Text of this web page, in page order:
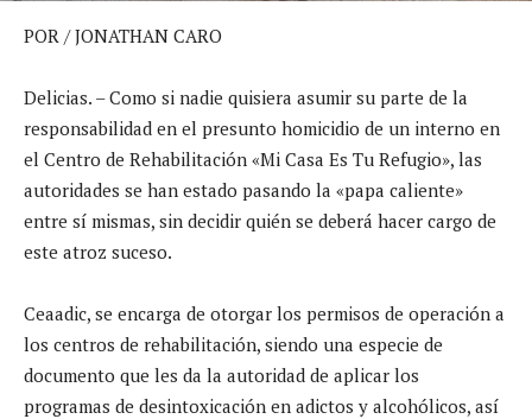
POR / JONATHAN CARO
Delicias. – Como si nadie quisiera asumir su parte de la
responsabilidad en el presunto homicidio de un interno en
el Centro de Rehabilitación «Mi Casa Es Tu Refugio», las
autoridades se han estado pasando la «papa caliente»
entre sí mismas, sin decidir quién se deberá hacer cargo de
este atroz suceso.
Ceaadic, se encarga de otorgar los permisos de operación a
los centros de rehabilitación, siendo una especie de
documento que les da la autoridad de aplicar los
programas de desintoxicación en adictos y alcohólicos, así